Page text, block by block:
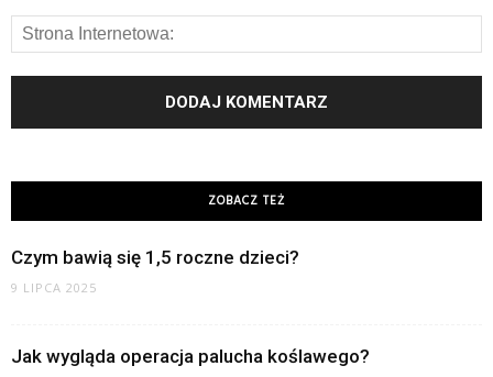
ZOBACZ TEŻ
Czym bawią się 1,5 roczne dzieci?
9 LIPCA 2025
Jak wygląda operacja palucha koślawego?